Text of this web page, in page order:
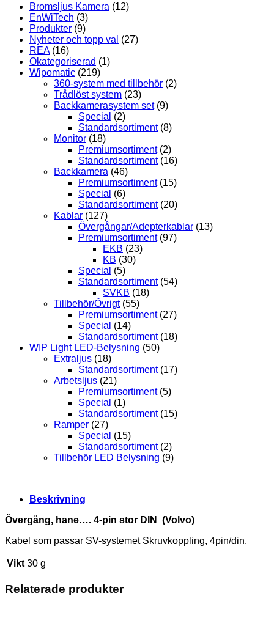
Bromsljus Kamera (12)
EnWiTech (3)
Produkter (9)
Nyheter och topp val (27)
REA (16)
Okategoriserad (1)
Wipomatic (219)
360-system med tillbehör (2)
Trådlöst system (23)
Backkamerasystem set (9)
Special (2)
Standardsortiment (8)
Monitor (18)
Premiumsortiment (2)
Standardsortiment (16)
Backkamera (46)
Premiumsortiment (15)
Special (6)
Standardsortiment (20)
Kablar (127)
Övergångar/Adepterkablar (13)
Premiumsortiment (97)
EKB (23)
KB (30)
Special (5)
Standardsortiment (54)
SVKB (18)
Tillbehör/Övrigt (55)
Premiumsortiment (27)
Special (14)
Standardsortiment (18)
WIP Light LED-Belysning (50)
Extraljus (18)
Standardsortiment (17)
Arbetsljus (21)
Premiumsortiment (5)
Special (1)
Standardsortiment (15)
Ramper (27)
Special (15)
Standardsortiment (2)
Tillbehör LED Belysning (9)
Beskrivning
Övergång, hane…. 4-pin stor DIN (Volvo)
Kabel som passar SV-systemet Skruvkoppling, 4pin/din.
Vikt 30 g
Relaterade produkter